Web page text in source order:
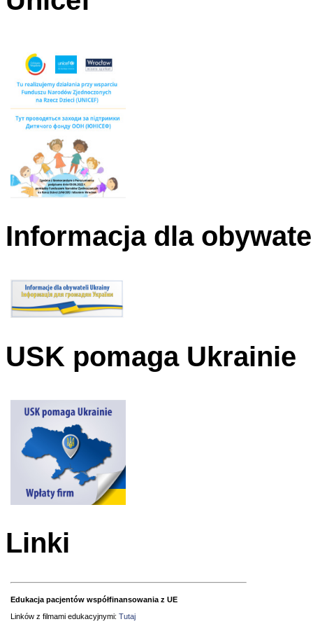
Informacja dla
USK pomaga Ukrainie
Linki
Edukacja pacjentów współfinansowania z UE
Linków z filmami edukacyjnymi: Tutaj